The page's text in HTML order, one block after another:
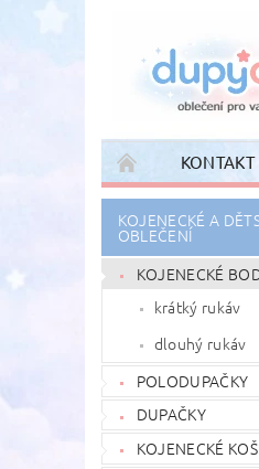
KONTAKT
KOJENECKÉ A
OBLEČENÍ
KOJENECKÉ
krátký rukáv
dlouhý rukáv
POLODUPAČKY
DUPAČKY
KOJENECKÉ